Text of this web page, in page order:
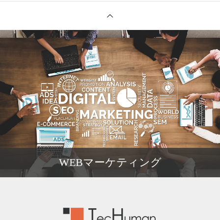
WEBマーケティング